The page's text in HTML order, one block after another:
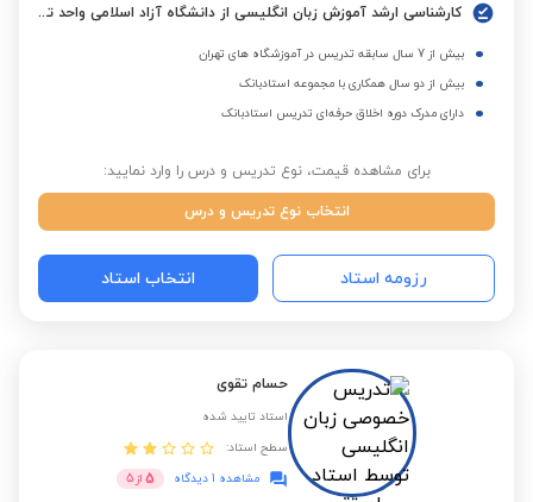
کارشناسی ارشد آموزش زبان انگلیسی از دانشگاه آزاد اسلامی واحد تهران جنوب
بیش از 7 سال سابقه تدریس در آموزشگاه های تهران
بیش از دو سال همکاری با مجموعه استادبانک
دارای مدرک دوره اخلاق حرفه‌ای تدریس استادبانک
برای مشاهده قیمت، نوع تدریس و درس را وارد نمایید:
انتخاب نوع تدریس و درس
رزومه استاد انتخاب استاد
حسام تقوی
استاد تایید شده
سطح استاد:
مشاهده 1 دیدگاه
5 از 5